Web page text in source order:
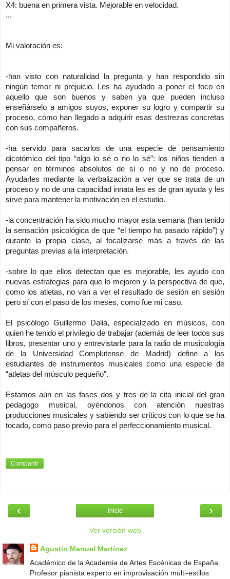
X4: buena en primera vista. Mejorable en velocidad.
...
Mi valoración es:
-han visto con naturalidad la pregunta y han respondido sin
ningún temor ni prejuicio. Les ha ayudado a poner el foco en
aquello que son buenos y saben ya que pueden incluso
enseñárselo a amigos suyos, exponer su logro y compartir su
proceso, cómo han llegado a adquirir esas destrezas concretas
con sus compañeros.
-ha servido para sacarlos de una especie de pensamiento
dicotómico del tipo “algo lo sé o no lo sé”: los niños tienden a
pensar en términos absolutos de sí o no y no de proceso.
Ayudarles mediante la verbalización a ver que se trata de un
proceso y no de una capacidad innata les es de gran ayuda y les
sirve para mantener la motivación en el estudio.
-la concentración ha sido mucho mayor esta semana (han tenido
la sensación psicológica de que “el tiempo ha pasado rápido”) y
durante la propia clase, al focalizarse más a través de las
preguntas previas a la interpretación.
-sobre lo que ellos detectan que es mejorable, les ayudo con
nuevas estrategias para que lo mejoren y la perspectiva de que,
como los atletas, no van a ver el resultado de sesión en sesión
pero sí con el paso de los meses, como fue mi caso.
El psicólogo Guillermo Dalia, especializado en músicos, con
quien he tenido el privilegio de trabajar (además de leer todos sus
libros, presentar uno y entrevistarle para la radio de musicología
de la Universidad Complutense de
Madrid) define a los
estudiantes de instrumentos musicales como una especie de
“atletas del músculo pequeño”.
Estamos aún en las fases dos y tres de la cita inicial del gran
pedagogo musical, oyéndonos con atención nuestras
producciones musicales y sabiendo ser críticos con lo que se ha
tocado, como paso previo para el perfeccionamiento musical.
Compartir
‹ ›
Inicio
Ver versión web
Agustín Manuel Martínez
Académico de la Academia de Artes Escénicas de España.
Profesor pianista experto en improvisación multi-estilos